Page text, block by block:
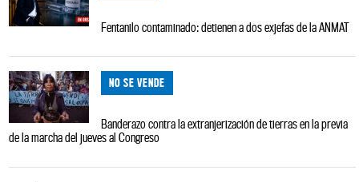
Fentanilo contaminado: detienen a dos exjefas de la ANMAT
NO SE VENDE
Banderazo contra la extranjerización de tierras en la previa
de la marcha del jueves al Congreso